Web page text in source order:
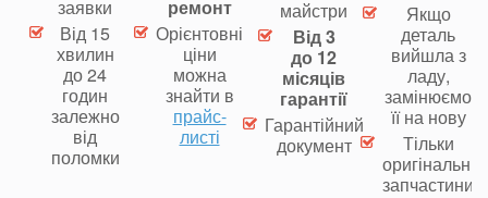
заявки
Від 15
хвилин
до 24
годин
залежно
від
поломки
ремонт
Орієнтовні
ціни
можна
знайти в
прайс-
листі
майстри
Від 3
до 12
місяців
гарантії
Гарантійний
документ
Якщо
деталь
вийшла з
ладу,
замінюємо
її на нову
Тільки
оригінальні
запчастини